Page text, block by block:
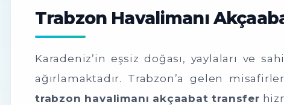
Trabzon Havalimanı
Karadeniz’in eşsiz doğası, yaylaları ve
ağırlamaktadır. Trabzon’a gelen
trabzon havalimanı akçaabat transfer